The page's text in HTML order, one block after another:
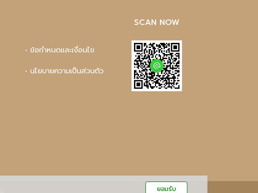
• ข้อกำหนดและเงื่อนไข
• นโยบายความเป็นส่วนตัว
SCAN NOW
ยอมรับ